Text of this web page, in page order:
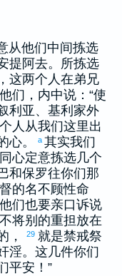
从他们中间拣选
提阿去。所拣选
，这两个人在弟兄
们，内中说：“使
利亚 、 基利家外
人从我们这里出
心。
a 其实我们
心定意拣选几个
和保罗往你们那
的名不顾性命
他们也要亲口诉说
将别的重担放在
，
29 就是禁戒祭
淫。这几件你们
平安！”